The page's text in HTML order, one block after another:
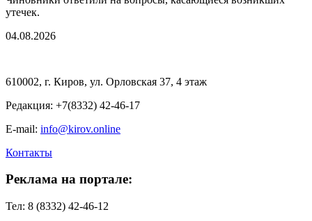
утечек.
04.08.2026
610002, г. Киров, ул. Орловская 37, 4 этаж
Редакция: +7(8332) 42-46-17
E-mail: info@kirov.online
Контакты
Реклама на портале:
Тел: 8 (8332) 42-46-12